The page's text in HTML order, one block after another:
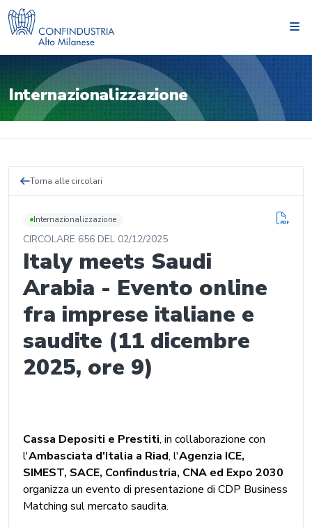
Internazionalizzazione
Torna alle circolari
Internazionalizzazione
CIRCOLARE 656 DEL 02/12/2025
Italy meets Saudi
Arabia - Evento online
fra imprese italiane e
saudite (11 dicembre
2025, ore 9)
Cassa Depositi e Prestiti, in collaborazione con
l'Ambasciata d'Italia a Riad, l'Agenzia ICE,
SIMEST, SACE, Confindustria, CNA ed Expo 2030
organizza un evento di presentazione di CDP Business
Matching sul mercato saudita.